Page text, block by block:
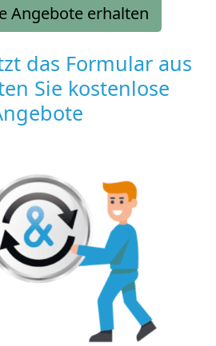
Angebote erhalten
das Formular aus
Sie kostenlose